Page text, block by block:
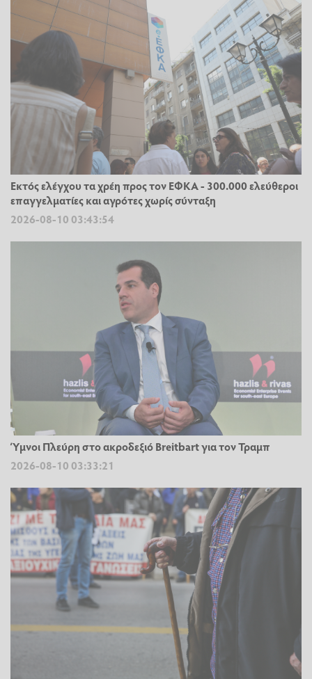
Εκτός ελέγχου τα χρέη προς τον ΕΦΚΑ - 300.000 ελεύθεροι
επαγγελματίες και αγρότες χωρίς σύνταξη
2026-08-10 03:43:54
Ύμνοι Πλεύρη στο ακροδεξιό Breitbart για τον Τραμπ
2026-08-10 03:33:21